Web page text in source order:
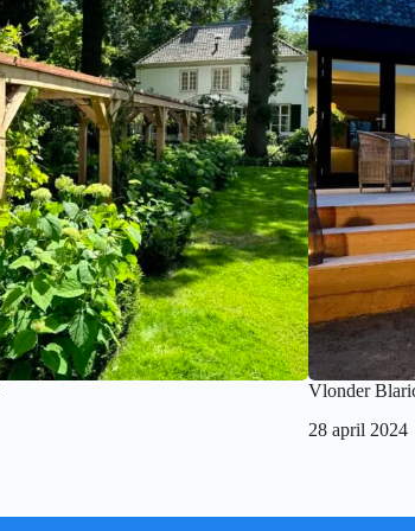
Vlonder
28 april 2024